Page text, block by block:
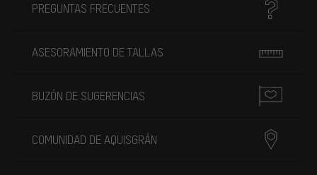
PREGUNTAS FRECUENTES
ASESORAMIENTO DE TALLAS
BUZÓN DE SUGERENCIAS
COMUNIDAD DE AQUISGRÁN